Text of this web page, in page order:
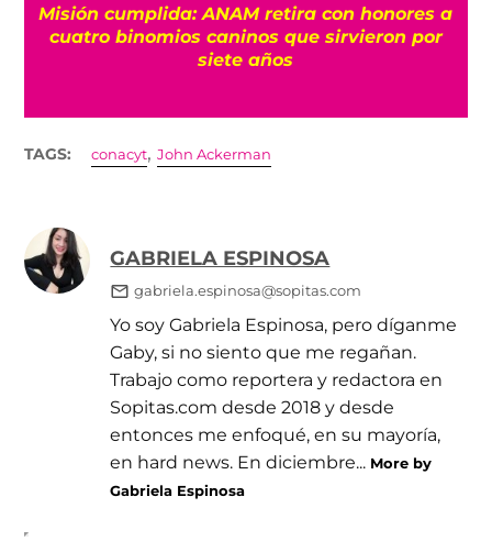
Misión cumplida: ANAM retira con honores a
cuatro binomios caninos que sirvieron por
siete años
TAGS: conacyt,John Ackerman
GABRIELA ESPINOSA
gabriela.espinosa@sopitas.com
Yo soy Gabriela Espinosa, pero díganme
Gaby, si no siento que me regañan.
Trabajo como reportera y redactora en
Sopitas.com desde 2018 y desde
entonces me enfoqué, en su mayoría,
en hard news. En diciembre... More by
Gabriela Espinosa